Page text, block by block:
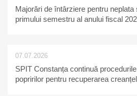
Majorări de întârziere pentru neplata
primului semestru al anului fiscal
07.07.2026
SPIT Constanța continuă
popririlor pentru recuperarea